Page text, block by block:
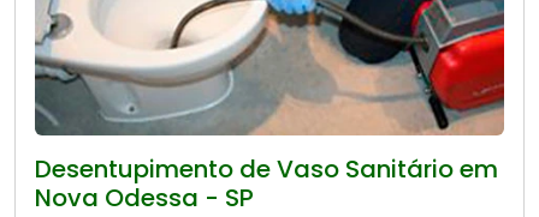
Desentupimento de Vaso Sanitário em
Nova Odessa - SP